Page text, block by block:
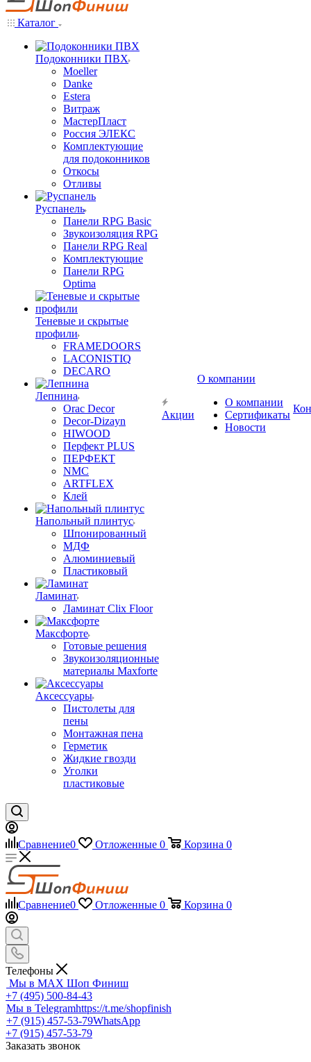
Каталог
Подоконники ПВХ
Moeller
Danke
Estera
Витраж
МастерПласт
Россия ЭЛЕКС
Комплектующие
для подоконников
Откосы
Отливы
Руспанель
Панели RPG Basic
Звукоизоляция RPG
Панели RPG Real
Комплектующие
Панели RPG
Optima
Теневые и скрытые
профили
FRAMEDOORS
LACONISTIQ
DECARO
Лепнина
Orac Decor
Decor-Dizayn
HIWOOD
Перфект PLUS
ПЕРФЕКТ
NMC
ARTFLEX
Клей
Напольный плинтус
Шпонированный
МДФ
Алюминиевый
Пластиковый
Ламинат
Ламинат Clix Floor
Максфорте
Готовые решения
Звукоизоляционные
материалы Maxforte
Аксессуары
Пистолеты для
пены
Монтажная пена
Герметик
Жидкие гвозди
Уголки
пластиковые
Акции
О компании
О компании
Сертификаты
Новости
Сравнение0 Отложенные 0 Корзина 0
Сравнение0 Отложенные 0 Корзина 0
Телефоны
Мы в MAX Шоп Финиш
+7 (495) 500-84-43
Мы в Telegramhttps://t.me/shopfinish
+7 (915) 457-53-79WhatsApp
+7 (915) 457-53-79
Заказать звонок